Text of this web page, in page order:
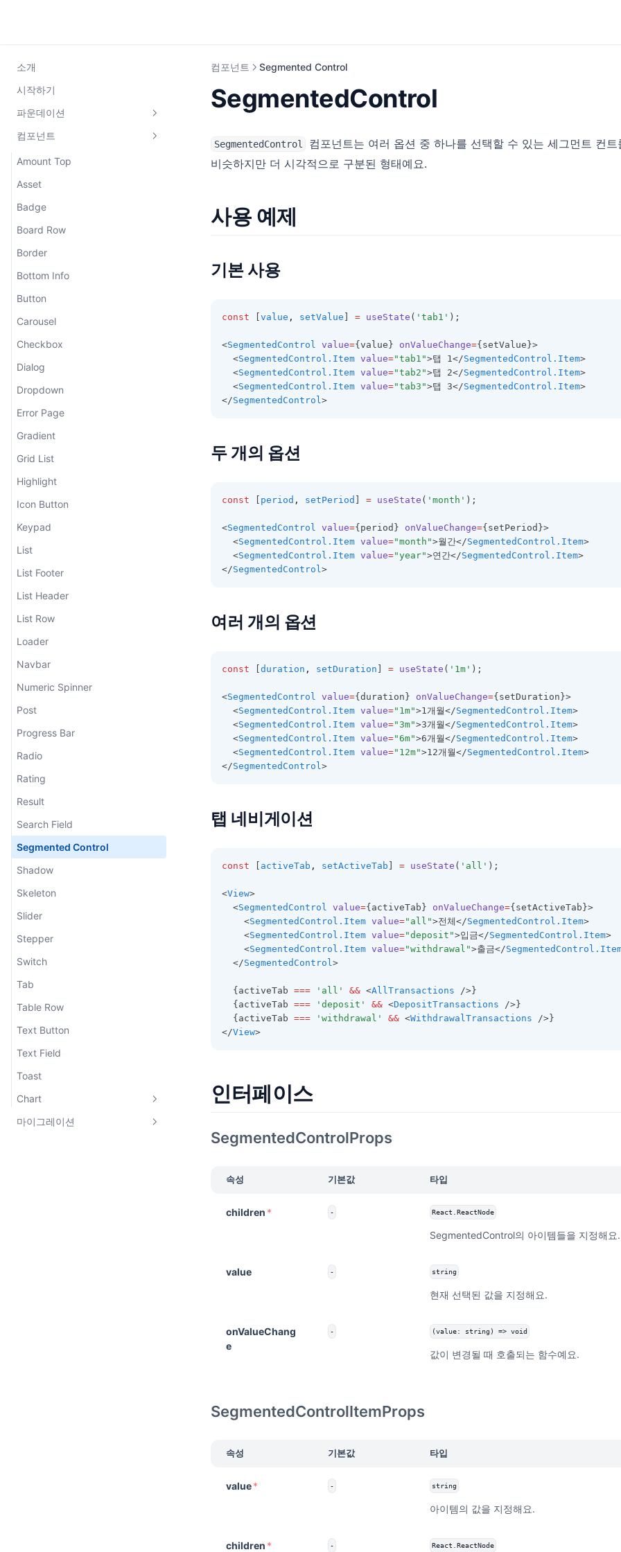
소개
시작하기
파운데이션
Colors
Typography
컴포넌트
Amount Top
Asset
Badge
Board Row
Border
Bottom Info
Button
Carousel
Checkbox
Dialog
Dropdown
Error Page
Gradient
Grid List
Highlight
Icon Button
Keypad
List
List Footer
List Header
List Row
Loader
Navbar
Numeric Spinner
Post
Progress Bar
Radio
Rating
Result
Search Field
Segmented Control
Shadow
Skeleton
Slider
Stepper
Switch
Tab
Table Row
Text Button
Text Field
Toast
Chart
Bar Chart
마이그레이션
컴포넌트 Segmented Control
SegmentedControl
SegmentedControl
컴포넌트는 여러 옵션 중 하나를 선택할 수 있는 세그먼트 컨
비슷하지만 더 시각적으로 구분된 형태예요.
사용 예제
기본 사용
const value , setValue = useState ( 'tab1' );
<SegmentedControl value={value} onValueChange={setValue}>
  <
SegmentedControl.Item value="tab1">탭 1</SegmentedControl.Item>
  <
SegmentedControl.Item value="tab2">탭 2</SegmentedControl.Item>
  <
SegmentedControl.Item value="tab3">탭 3</SegmentedControl.Item>
</SegmentedControl>
두 개의 옵션
const period , setPeriod = useState ( 'month' );
<SegmentedControl value={period} onValueChange={setPeriod}>
  <
SegmentedControl.Item value="month">월간</SegmentedControl.Item>
  <
SegmentedControl.Item value="year">연간</SegmentedControl.Item>
</SegmentedControl>
여러 개의 옵션
const duration , setDuration = useState ( '1m' );
<SegmentedControl value={duration} onValueChange={setDuration}>
  <
SegmentedControl.Item value="1m">1개월</SegmentedControl.Item>
  <
SegmentedControl.Item value="3m">3개월</SegmentedControl.Item>
  <
SegmentedControl.Item value="6m">6개월</SegmentedControl.Item>
  <
SegmentedControl.Item value="12m">12개월</SegmentedControl.Item>
</SegmentedControl>
탭 네비게이션
const activeTab , setActiveTab = useState ( 'all' );
<View>
  <
SegmentedControl value={activeTab} onValueChange={setActiveTab}>
    <
SegmentedControl.Item value="all">전체</SegmentedControl.Item>
    <
SegmentedControl.Item value="deposit">입금</SegmentedControl.Item>
    <
SegmentedControl.Item value="withdrawal">출금</
  </
SegmentedControl>
  {activeTab
=== 'all' && <AllTransactions />}
  {activeTab
=== 'deposit' && <DepositTransactions />}
  {activeTab
=== 'withdrawal' && <WithdrawalTransactions />}
</View>
인터페이스
SegmentedControlProps
속성 기본값 타입
children * - React.ReactNode
SegmentedControl의 아이템들을 지정해요.
value - string
현재 선택된 값을 지정해요.
onValueChang
e
- (value: string) => void
값이 변경될 때 호출되는 함수예요.
SegmentedControlItemProps
속성 기본값 타입
value* - string
아이템의 값을 지정해요.
children * - React.ReactNode